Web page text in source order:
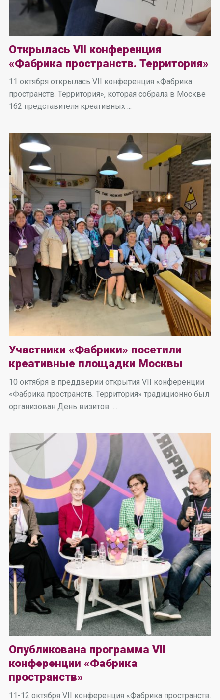
Открылась VII конференция
«Фабрика пространств. Территория»
11 октября открылась VII конференция «Фабрика
пространств. Территория», которая собрала в Москве
162 представителя креативных ...
Участники «Фабрики» посетили
креативные площадки Москвы
10 октября в преддверии открытия VII конференции
«Фабрика пространств. Территория» традиционно был
организован День визитов. ...
Опубликована программа VII
конференции «Фабрика
пространств»
11-12 октября VII конференция «Фабрика пространств.